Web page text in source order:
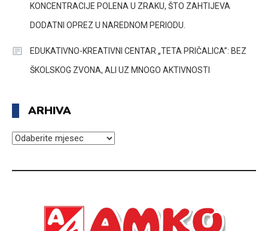
KONCENTRACIJE POLENA U ZRAKU, ŠTO ZAHTIJEVA
DODATNI OPREZ U NAREDNOM PERIODU.
EDUKATIVNO-KREATIVNI CENTAR „TETA PRIČALICA”: BEZ
ŠKOLSKOG ZVONA, ALI UZ MNOGO AKTIVNOSTI
ARHIVA
ARHIVA